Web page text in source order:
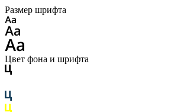
Размер шрифта
Цвет фона и шрифта